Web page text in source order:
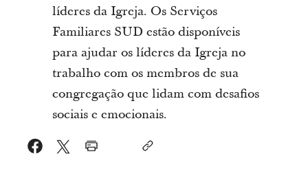
líderes da Igreja. Os Serviços
Familiares SUD estão disponíveis
para ajudar os líderes da Igreja no
trabalho com os membros de sua
congregação que lidam com desafios
sociais e emocionais.